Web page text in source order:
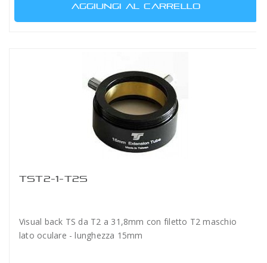
AGGIUNGI AL CARRELLO
TST2-1-T2S
Visual back TS da T2 a 31,8mm con filetto T2 maschio
lato oculare - lunghezza 15mm